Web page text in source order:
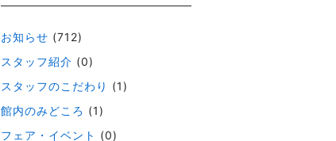
お知らせ (712)
スタッフ紹介 (0)
スタッフのこだわり (1)
館内のみどころ (1)
フェア・イベント (0)